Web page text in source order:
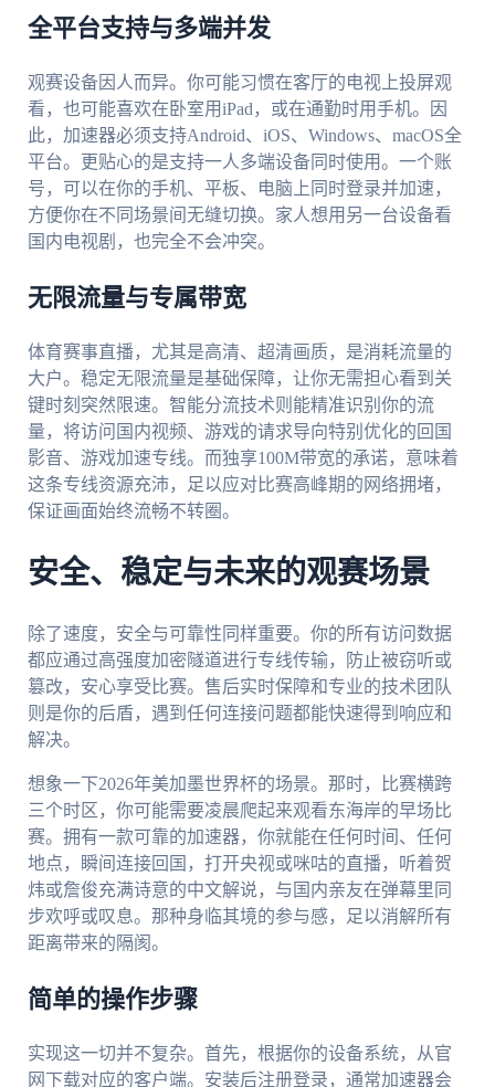
全平台支持与多端并发
观赛设备因人而异。你可能习惯在客厅的电视上投屏观
看，也可能喜欢在卧室用iPad，或在通勤时用手机。因
此，加速器必须支持Android、iOS、Windows、macOS全
平台。更贴心的是支持一人多端设备同时使用。一个账
号，可以在你的手机、平板、电脑上同时登录并加速，
方便你在不同场景间无缝切换。家人想用另一台设备看
国内电视剧，也完全不会冲突。
无限流量与专属带宽
体育赛事直播，尤其是高清、超清画质，是消耗流量的
大户。稳定无限流量是基础保障，让你无需担心看到关
键时刻突然限速。智能分流技术则能精准识别你的流
量，将访问国内视频、游戏的请求导向特别优化的回国
影音、游戏加速专线。而独享100M带宽的承诺，意味着
这条专线资源充沛，足以应对比赛高峰期的网络拥堵，
保证画面始终流畅不转圈。
安全、稳定与未来的观赛场景
除了速度，安全与可靠性同样重要。你的所有访问数据
都应通过高强度加密隧道进行专线传输，防止被窃听或
篡改，安心享受比赛。售后实时保障和专业的技术团队
则是你的后盾，遇到任何连接问题都能快速得到响应和
解决。
想象一下2026年美加墨世界杯的场景。那时，比赛横跨
三个时区，你可能需要凌晨爬起来观看东海岸的早场比
赛。拥有一款可靠的加速器，你就能在任何时间、任何
地点，瞬间连接回国，打开央视或咪咕的直播，听着贺
炜或詹俊充满诗意的中文解说，与国内亲友在弹幕里同
步欢呼或叹息。那种身临其境的参与感，足以消解所有
距离带来的隔阂。
简单的操作步骤
实现这一切并不复杂。首先，根据你的设备系统，从官
网下载对应的客户端。安装后注册登录，通常加速器会